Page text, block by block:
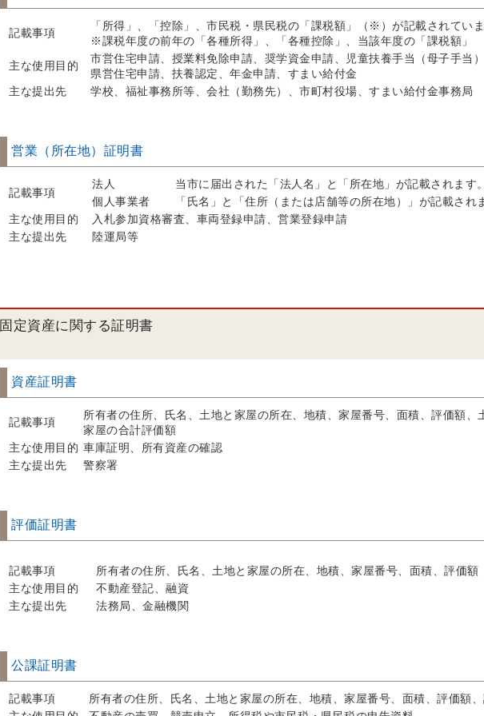
記載事項
「所得」、「控除」、市民税・県民税の「課税額」（※）が記載されていま
※課税年度の前年の「各種所得」、「各種控除」、当該年度の「課税額」
主な使用目的
市営住宅申請、授業料免除申請、奨学資金申請、児童扶養手当（母子手当）
県営住宅申請、扶養認定、年金申請、すまい給付金
主な提出先
学校、福祉事務所等、会社（勤務先）、市町村役場、すまい給付金事務局
営業（所在地）証明書
記載事項
法人
当市に届出された「法人名」と「所在地」が記載されます。
個人事業者
「氏名」と「住所（または店舗等の所在地）」が記載され
主な使用目的
入札参加資格審査、車両登録申請、営業登録申請
主な提出先
陸運局等
固定資産に関する証明書
資産証明書
記載事項
所有者の住所、氏名、土地と家屋の所在、地積、家屋番号、面積、評価額、
家屋の合計評価額
主な使用目的 車庫証明、所有資産の確認
主な提出先
警察署
評価証明書
記載事項
所有者の住所、氏名、土地と家屋の所在、地積、家屋番号、面積、評価額
主な使用目的
不動産登記、融資
主な提出先
法務局、金融機関
公課証明書
記載事項
所有者の住所、氏名、土地と家屋の所在、地積、家屋番号、面積、評価額